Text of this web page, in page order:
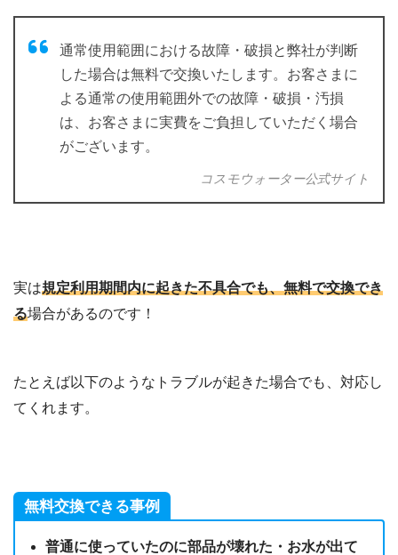
通常使用範囲における故障・破損と弊社が判断
した場合は無料で交換いたします。お客さまに
よる通常の使用範囲外での故障・破損・汚損
は、お客さまに実費をご負担していただく場合
がございます。
コスモウォーター公式サイト
実は規定利用期間内に起きた不具合でも、無料で交換でき
る場合があるのです！
たとえば以下のようなトラブルが起きた場合でも、対応し
てくれます。
無料交換できる事例
普通に使っていたのに部品が壊れた・お水が出て